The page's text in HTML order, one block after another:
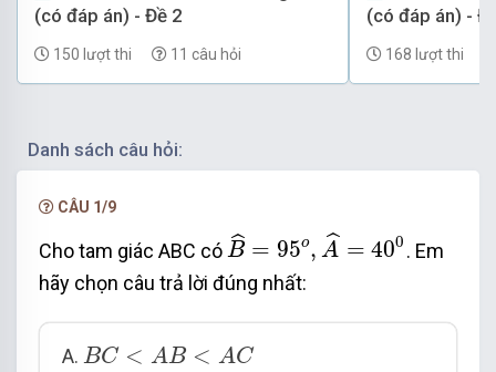
(có đáp án) - Đề 2
150 lượt thi 11 câu hỏi
(có đáp án) -
168 lượt thi
Danh sách câu hỏi:
CÂU 1/9
Cho tam giác ABC có ˆ
B = 95o, ˆ
A = 400
B^ ^=
. Em
hãy chọn câu trả lời đúng nhất:
A. BC < AB < AC
BC< A < AC